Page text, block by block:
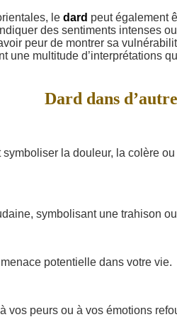
le dard peut également
des sentiments intenses
peur de montrer sa
une multitude d’interprétations
Dard dans
symboliser la douleur, la colère
symbolisant une trahison
potentielle dans votre vie.
vos peurs ou à vos émotions